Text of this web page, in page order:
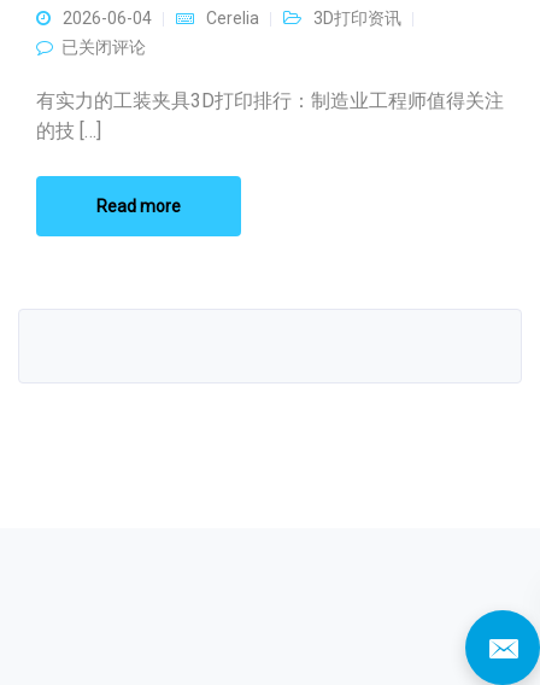
2026-06-04 Cerelia
3D打印资讯
有实力的工装夹具3D打印排行
已关闭评论
有实力的工装夹具3D打印排行：制造业工程师值得关注
的技 […]
Read more